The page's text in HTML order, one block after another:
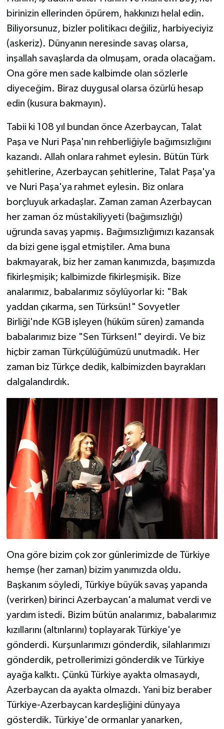
birinizin ellerinden öpürem, hakkınızı helal edin.
Biliyorsunuz, bizler politikacı değiliz, harbiyeciyiz
(askeriz). Dünyanın neresinde savaş olarsa,
inşallah savaşlarda da olmuşam, orada olacağam.
Ona göre men sade kalbimde olan sözlerle
diyeceğim. Biraz duygusal olarsa özürlü hesap
edin (kusura bakmayın).
Tabii ki 108 yıl bundan önce Azerbaycan, Talat
Paşa ve Nuri Paşa'nın rehberliğiyle bağımsızlığını
kazandı. Allah onlara rahmet eylesin. Bütün Türk
şehitlerine, Azerbaycan şehitlerine, Talat Paşa'ya
ve Nuri Paşa'ya rahmet eylesin. Biz onlara
borçluyuk arkadaşlar. Zaman zaman Azerbaycan
her zaman öz müstakiliyyeti (bağımsızlığı)
uğrunda savaş yapmış. Bağımsızlığımızı kazansak
da bizi gene işgal etmiştiler. Ama buna
bakmayarak, biz her zaman kanımızda, başımızda
fikirleşmişik; kalbimizde fikirleşmişik. Bize
analarımız, babalarımız söylüyorlar ki: "Bak
yaddan çıkarma, sen Türksün!" Sovyetler
Birliği'nde KGB işleyen (hüküm süren) zamanda
babalarımız bize "Sen Türksen!" deyirdi. Ve biz
hiçbir zaman Türkçülüğümüzü unutmadık. Her
zaman biz Türkçe dedik, kalbimizden bayrakları
dalgalandırdık.
Ona göre bizim çok zor günlerimizde de Türkiye
hemşe (her zaman) bizim yanımızda oldu.
Başkanım söyledi, Türkiye büyük savaş yapanda
(verirken) birinci Azerbaycan'a malumat verdi ve
yardım istedi. Bizim bütün analarımız, babalarımız
kızıllarını (altınlarını) toplayarak Türkiye'ye
gönderdi. Kurşunlarımızı gönderdik, silahlarımızı
gönderdik, petrollerimizi gönderdik ve Türkiye
ayağa kalktı. Çünkü Türkiye ayakta olmasaydı,
Azerbaycan da ayakta olmazdı. Yani biz beraber
Türkiye-Azerbaycan kardeşliğini dünyaya
gösterdik. Türkiye'de ormanlar yanarken,